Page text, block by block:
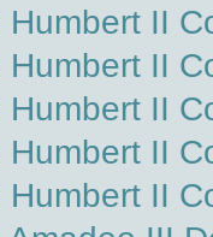
Humbert II
Humbert II
Humbert II
Humbert II
Humbert II